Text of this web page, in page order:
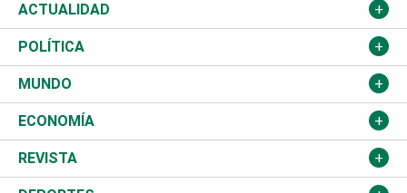
ACTUALIDAD
Nacional
Ciudad
Educación
Salud
POLÍTICA
Partidos
JCE
TSE
MUNDO
Estados Unidos
América Latina
ECONOMÍA
Finanzas
REVISTA